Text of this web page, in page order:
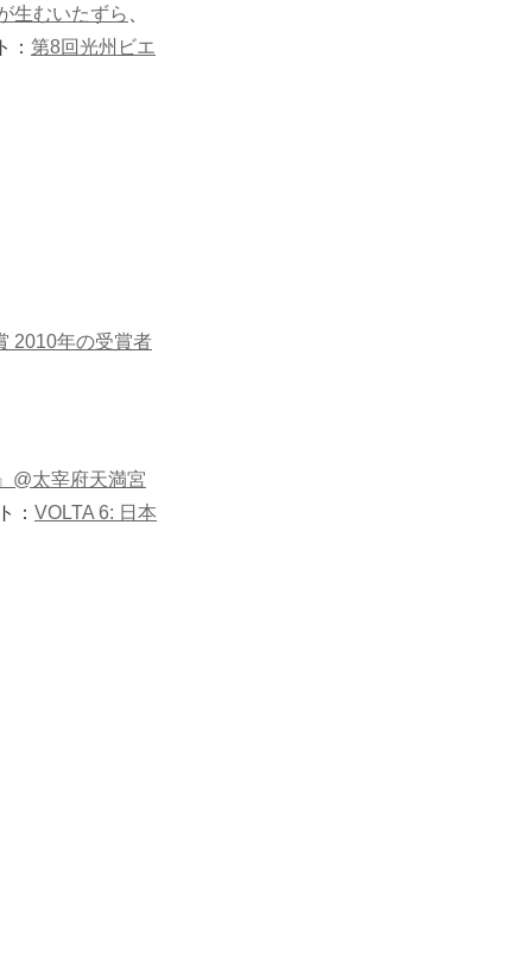
生むいたずら
： 第8回光州ビエ
2010年の受賞者
@太宰府天満宮
： VOLTA 6: 日本